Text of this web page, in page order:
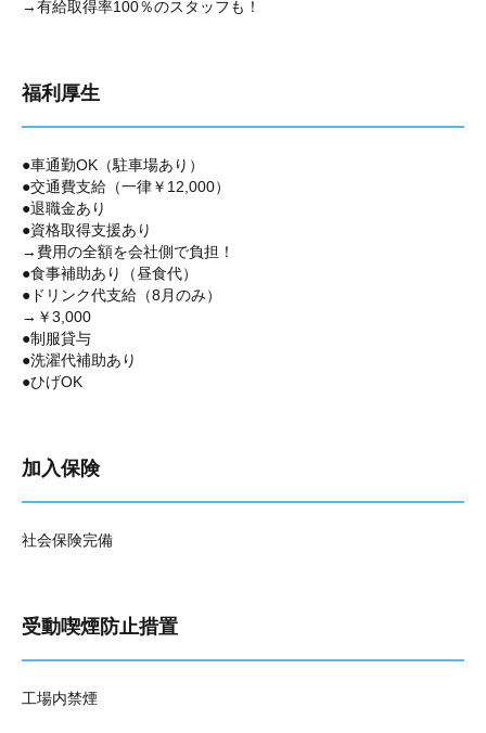
→有給取得率100％のスタッフも！
福利厚生
●車通勤OK（駐車場あり）
●交通費支給（一律￥12,000）
●退職金あり
●資格取得支援あり
→費用の全額を会社側で負担！
●食事補助あり（昼食代）
●ドリンク代支給（8月のみ）
→￥3,000
●制服貸与
●洗濯代補助あり
●ひげOK
加入保険
社会保険完備
受動喫煙防止措置
工場内禁煙